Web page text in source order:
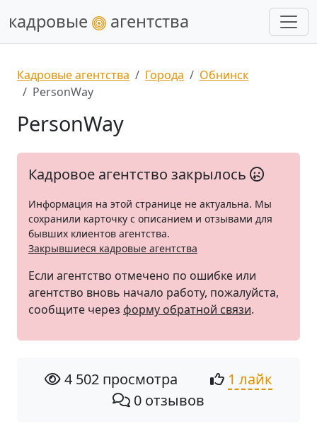
кадровые агентства
Кадровые агентства Города
Обнинск
PersonWay
PersonWay
Кадровое агентство закрылось
Информация на этой странице не актуальна. Мы
сохранили карточку с описанием и отзывами для
бывших клиентов агентства.
Закрывшиеся кадровые агентства
Если агентство отмечено по ошибке или
агентство вновь начало работу, пожалуйста,
сообщите через форму обратной связи.
4 502 просмотра
1 лайк
0 отзывов